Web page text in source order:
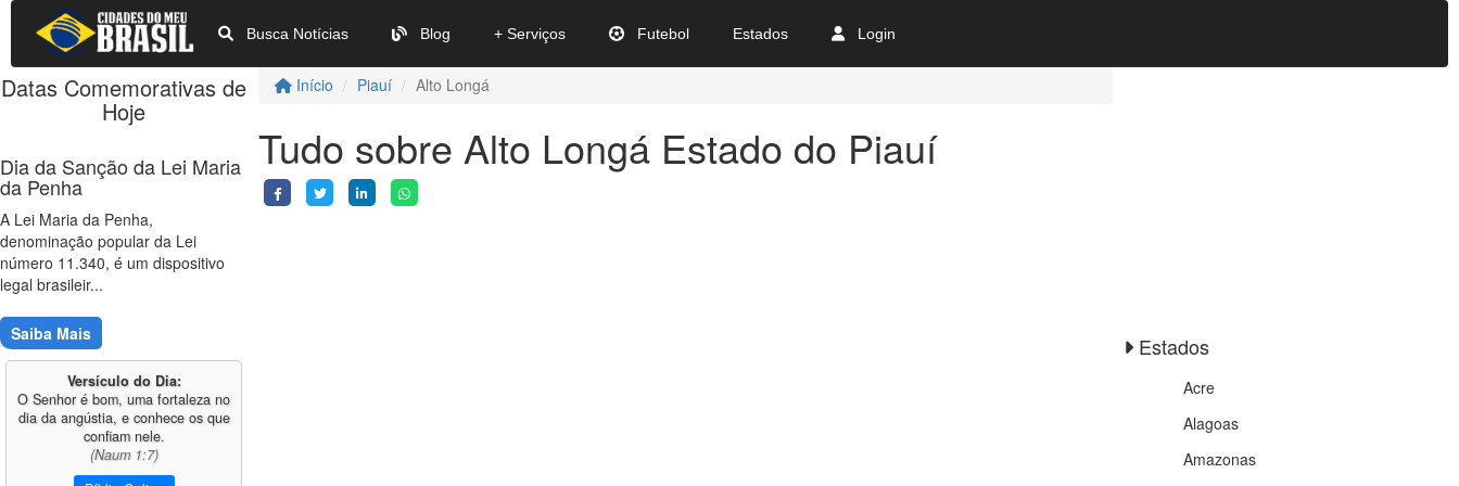
Busca Notícias Blog + Serviços Futebol Estados Login
Início Piauí Alto Longá
Tudo sobre Alto Longá Estado do Piauí
Datas Comemorativas de
Hoje
Dia da Sanção da Lei Maria
da Penha
A Lei Maria da Penha,
denominação popular da Lei
número 11.340, é um dispositivo
legal brasileir...
Saiba Mais
Versículo do Dia:
O Senhor é bom, uma fortaleza no
dia da angústia, e conhece os que
confiam nele.
(Naum 1:7)
Estados
Acre
Alagoas
Amazonas